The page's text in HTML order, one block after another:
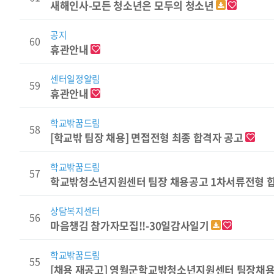
새해인사-모든 청소년은 모두의 청소년
60 공지
휴관안내
59 센터일정알림
휴관안내
58 학교밖꿈드림
[학교밖 팀장 채용] 면접전형 최종 합격자 공고
57 학교밖꿈드림
학교밖청소년지원센터 팀장 채용공고 1차서류전형
56 상담복지센터
마음챙김 참가자모집!!-30일감사일기
55 학교밖꿈드림
[채용 재공고] 영월군학교밖청소년지원센터 팀장채